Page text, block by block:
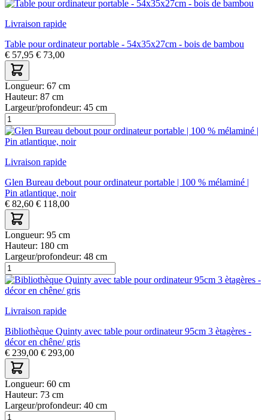
Livraison rapide
Table pour ordinateur portable - 54x35x27cm - bois de bambou
€ 57,95 € 73,00
Longueur: 67 cm
Hauteur: 87 cm
Largeur/profondeur: 45 cm
Livraison rapide
Glen Bureau debout pour ordinateur portable | 100 % mélaminé |
Pin atlantique, noir
€ 82,60 € 118,00
Longueur: 95 cm
Hauteur: 180 cm
Largeur/profondeur: 48 cm
Livraison rapide
Bibliothèque Quinty avec table pour ordinateur 95cm 3 ètagères -
décor en chêne/ gris
€ 239,00 € 293,00
Longueur: 60 cm
Hauteur: 73 cm
Largeur/profondeur: 40 cm